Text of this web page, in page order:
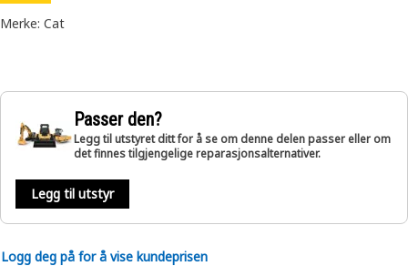
Merke: Cat
Passer den?
Legg til utstyret ditt for å se om denne delen passer eller om
det finnes tilgjengelige reparasjonsalternativer.
Legg til utstyr
Logg deg på for å vise kundeprisen